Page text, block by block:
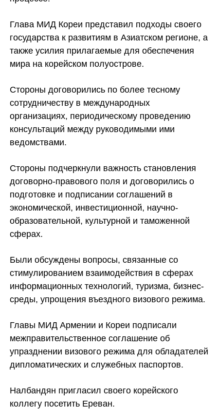
Глава МИД Кореи представил подходы своего
государства к развитиям в Азиатском регионе, а
также усилия прилагаемые для обеспечения
мира на корейском полуострове.
Стороны договорились по более тесному
сотрудничеству в международных
организациях, периодическому проведению
консультаций между руководимыми ими
ведомствами.
Стороны подчеркнули важность становления
договорно-правового поля и договорились о
подготовке и подписании соглашений в
экономической, инвестиционной, научно-
образовательной, культурной и таможенной
сферах.
Были обсуждены вопросы, связанные со
стимулированием взаимодействия в сферах
информационных технологий, туризма, бизнес-
среды, упрощения въездного визового режима.
Главы МИД Армении и Кореи подписали
межправительственное соглашение об
упразднении визового режима для обладателей
дипломатических и служебных паспортов.
Налбандян пригласил своего корейского
коллегу посетить Ереван.